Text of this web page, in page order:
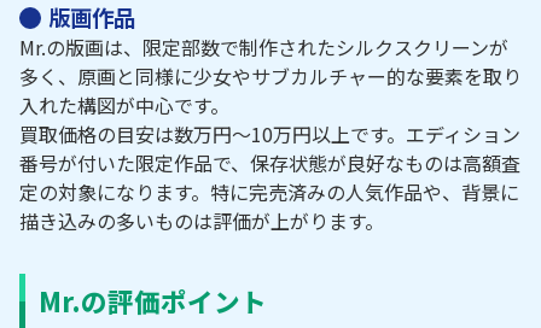
版画作品
Mr.の版画は、限定部数で制作されたシルクスクリーンが
多く、原画と同様に少女やサブカルチャー的な要素を取り
入れた構図が中心です。
買取価格の目安は数万円～10万円以上です。エディション
番号が付いた限定作品で、保存状態が良好なものは高額査
定の対象になります。特に完売済みの人気作品や、背景に
描き込みの多いものは評価が上がります。
Mr.の評価ポイント